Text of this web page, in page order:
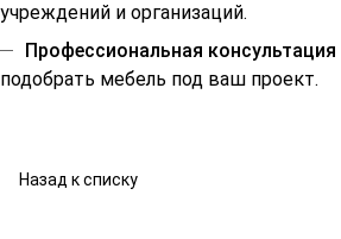
учреждений и организаций.
Профессиональная консультация
подобрать мебель под ваш проект.
Назад к списку